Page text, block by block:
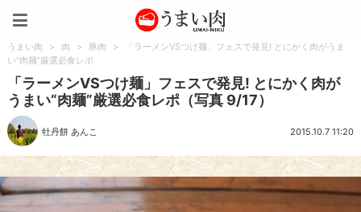
うまい肉 > 肉 > 豚肉 >
「ラーメンVSつけ麺」フェスで発見! とにかく肉がうま
い“肉麺”厳選必食レポ
「ラーメンVSつけ麺」フェスで発見! とにかく肉が
うまい“肉麺”厳選必食レポ（写真 9/17）
牡丹餅 あんこ 2015.10.7 11:20